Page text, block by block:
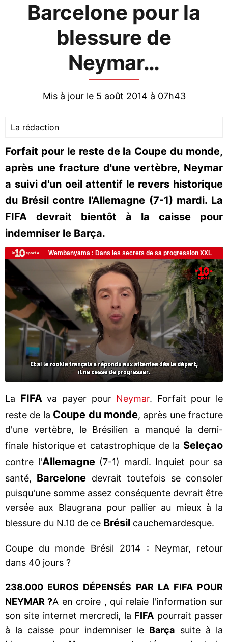
Barcelone pour la
blessure de
Neymar…
Mis à jour le 5 août 2014 à 07h43
La rédaction
Forfait pour le reste de la Coupe du monde,
après une fracture d'une vertèbre, Neymar
a suivi d'un oeil attentif le revers historique
du Brésil contre l'Allemagne (7-1) mardi. La
FIFA devrait bientôt à la caisse pour
indemniser le Barça.
La FIFA va payer pour Neymar. Forfait pour le
reste de la Coupe du monde, après une fracture
d'une vertèbre, le Brésilien a manqué la demi-
finale historique et catastrophique de la Seleçao
contre l'Allemagne(7-1) mardi. Inquiet pour sa
santé, Barcelone devrait toutefois se consoler
puisqu'une somme assez conséquente devrait être
versée aux Blaugrana pour pallier au mieux à la
blessure du N.10 de ce Brésil cauchemardesque.
Coupe du monde Brésil 2014 : Neymar, retour
dans 40 jours ?
238.000 EUROS DÉPENSÉS PAR LA FIFA POUR
NEYMAR ?A en croire , qui relaie l'information sur
son site internet mercredi, la FIFA pourrait passer
à la caisse pour indemniser le Barça suite à la